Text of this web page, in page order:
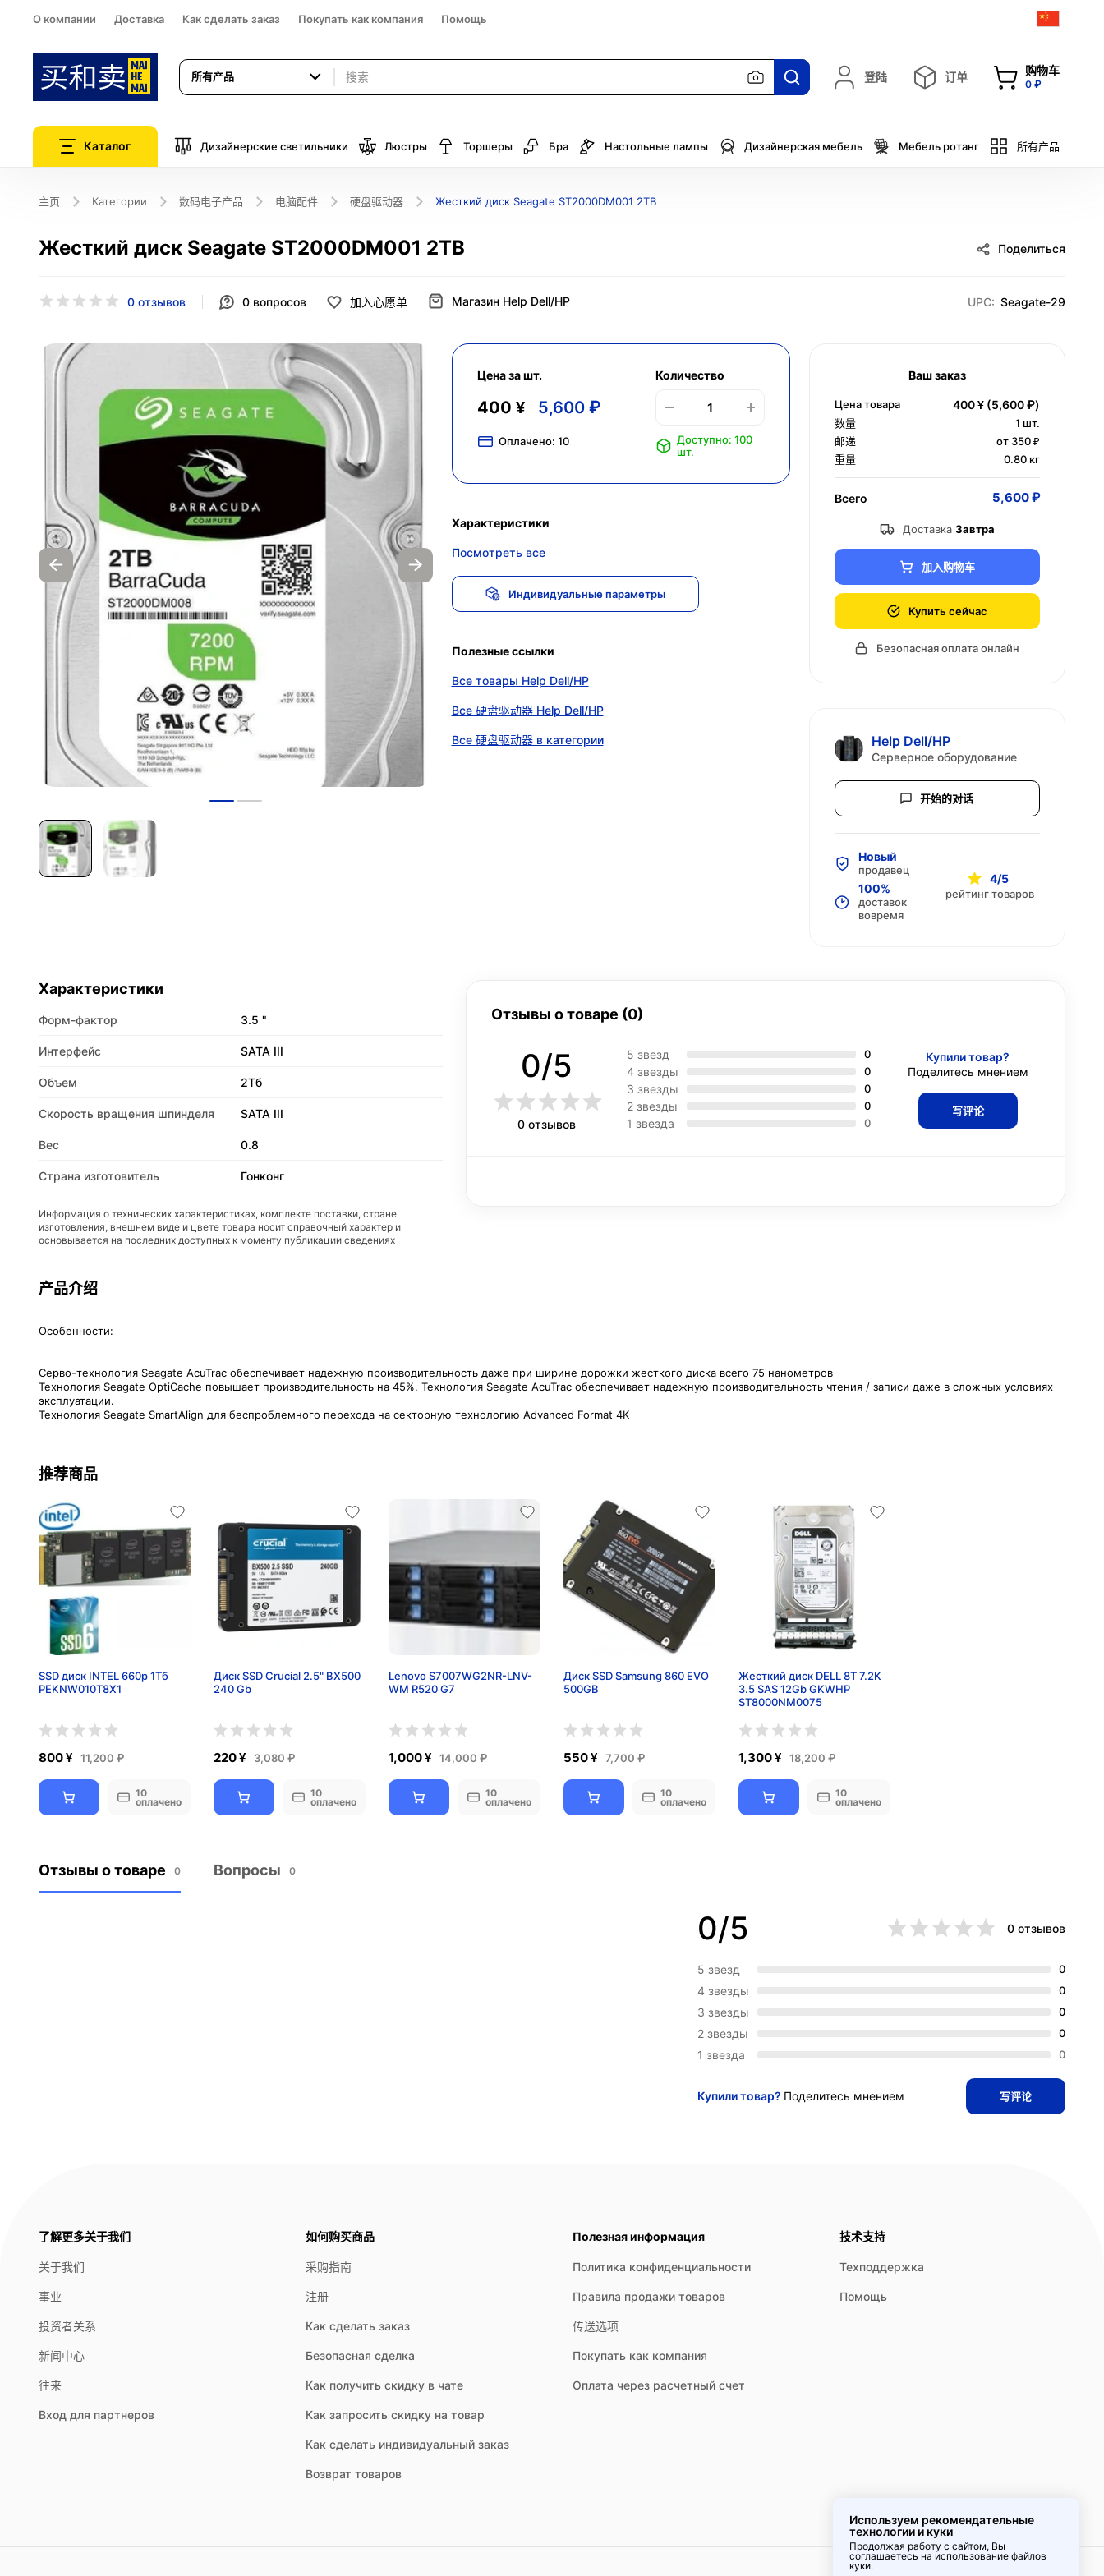
О компании Доставка Как сделать заказ Покупать как компания Помощь
所有产品 登陆 订单 购物车
0 ₽
Каталог Дизайнерские светильники Люстры Торшеры Бра Настольные лампы Дизайнерская мебель Мебель ротанг 所有产品
主页 Категории 数码电子产品 电脑配件 硬盘驱动器 Жесткий диск Seagate ST2000DM001 2TB
Жесткий диск Seagate ST2000DM001 2TB
0 отзывов 0 вопросов 加入心愿单
Поделиться
Магазин Help Dell/HP UPC: Seagate-29
Цена за шт.
400 ¥ 5,600 ₽
Оплачено: 10
Количество
Доступно: 100
шт.
Характеристики
Посмотреть все
Индивидуальные параметры
Полезные ссылки
Все товары Help Dell/HP
Все 硬盘驱动器 Help Dell/HP
Все 硬盘驱动器 в категории
Ваш заказ
Цена товара 400 ¥ (5,600 ₽)
数量 1 шт.
邮递
от 350 ₽
重量
0.80 кг
Всего 5,600 ₽
Доставка Завтра
加入购物车
Купить сейчас
Безопасная оплата онлайн
Help Dell/HP
Серверное оборудование
开始的对话
Новый
продавец
100%
доставок
вовремя
4/5
рейтинг товаров
Характеристики
Форм-фактор 3.5 "
Интерфейс SATA III
Объем 2Тб
Скорость вращения шпинделя SATA III
Вес 0.8
Страна изготовитель Гонконг
Информация о технических характеристиках, комплекте поставки, стране
изготовления, внешнем виде и цвете товара носит справочный характер и
основывается на последних доступных к моменту публикации сведениях
Отзывы о товаре (0)
0/5
0 отзывов
5 звезд 0
4 звезды 0
3 звезды 0
2 звезды 0
1 звезда 0
Купили товар?
Поделитесь мнением
写评论
产品介绍
Особенности:
Серво-технология Seagate AcuTrac обеспечивает надежную производительность даже при ширине дорожки жесткого диска всего 75 нанометров
Технология Seagate OptiCache повышает производительность на 45%. Технология Seagate AcuTrac обеспечивает надежную производительность чтения / записи даже в сложных условиях
эксплуатации.
Технология Seagate SmartAlign для беспроблемного перехода на секторную технологию Advanced Format 4K
推荐商品
SSD диск INTEL 660p 1Тб
PEKNW010T8X1
800 ¥ 11,200 ₽
10
оплачено
Диск SSD Crucial 2.5" BX500
240 Gb
220 ¥ 3,080 ₽
10
оплачено
Lenovo S7007WG2NR-LNV-
WM R520 G7
1,000 ¥ 14,000 ₽
10
оплачено
Диск SSD Samsung 860 EVO
500GB
550 ¥ 7,700 ₽
10
оплачено
Жесткий диск DELL 8T 7.2K
3.5 SAS 12Gb GKWHP
ST8000NM0075
1,300 ¥ 18,200 ₽
10
оплачено
Отзывы о товаре 0 Вопросы 0
0/5 0 отзывов
5 звезд 0
4 звезды 0
3 звезды 0
2 звезды 0
1 звезда 0
Купили товар? Поделитесь мнением 写评论
了解更多关于我们
关于我们
事业
投资者关系
新闻中心
往来
Вход для партнеров
如何购买商品
采购指南
注册
Как сделать заказ
Безопасная сделка
Как получить скидку в чате
Как запросить скидку на товар
Как сделать индивидуальный заказ
Возврат товаров
Полезная информация
Политика конфиденциальности
Правила продажи товаров
传送选项
Покупать как компания
Оплата через расчетный счет
技术支持
Техподдержка
Помощь
Используем рекомендательные
технологии и куки
Продолжая работу с сайтом, Вы
соглашаетесь на использование файлов
куки.